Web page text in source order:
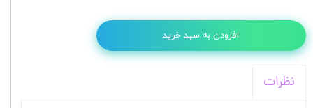
افزودن به سبد خرید
نظرات